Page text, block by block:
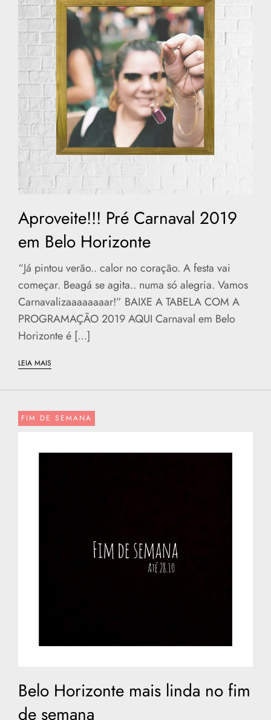
Aproveite!!! Pré Carnaval 2019
em Belo Horizonte
“Já pintou verão.. calor no coração. A festa vai
começar. Beagá se agita.. numa só alegria. Vamos
Carnavalizaaaaaaaar!” BAIXE A TABELA COM A
PROGRAMAÇÃO 2019 AQUI Carnaval em Belo
Horizonte é […]
LEIA MAIS
FIM DE SEMANA
Belo Horizonte mais linda no fim
de semana